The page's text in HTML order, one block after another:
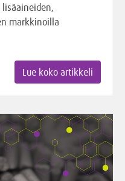
markkinoilla
Lue koko artikkeli